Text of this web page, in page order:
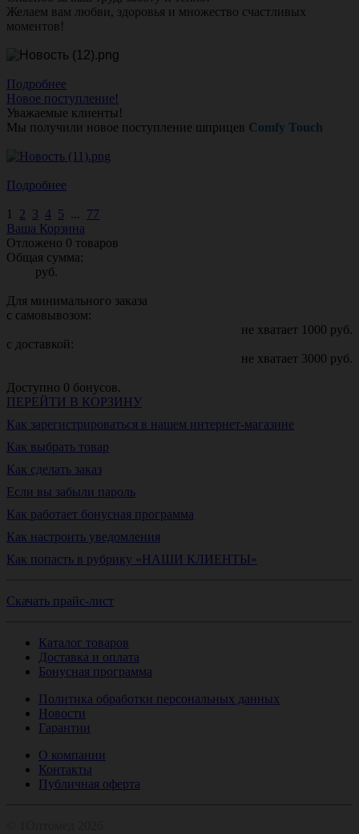
Желаем вам любви, здоровья и множество счастливых
моментов!
Подробнее
Новое поступление!
Уважаемые клиенты!
Мы получили новое поступление шприцев Comfy Touch
Подробнее
1 2 3 4 5 ... 77
Ваша Корзина
Отложено 0 товаров
Общая сумма:
руб.
Для минимального заказа
с самовывозом:
не хватает 1000 руб.
с доставкой:
не хватает 3000 руб.
Доступно 0 бонусов.
ПЕРЕЙТИ В КОРЗИНУ
Как зарегистрироваться в нашем интернет-магазине
Как выбрать товар
Как сделать заказ
Если вы забыли пароль
Как работает бонусная программа
Как настроить уведомления
Как попасть в рубрику «НАШИ КЛИЕНТЫ»
Скачать прайс-лист
Каталог товаров
Доставка и оплата
Бонусная программа
Политика обработки персональных данных
Новости
Гарантии
О компании
Контакты
Публичная оферта